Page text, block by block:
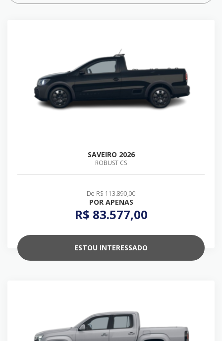
SAVEIRO 2026
ROBUST CS
De R$ 113.890,00
POR APENAS
R$ 83.577,00
ESTOU INTERESSADO